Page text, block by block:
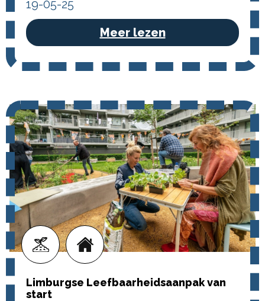
Meer lezen
19-05-25
Limburgse Leefbaarheidsaanpak van
start